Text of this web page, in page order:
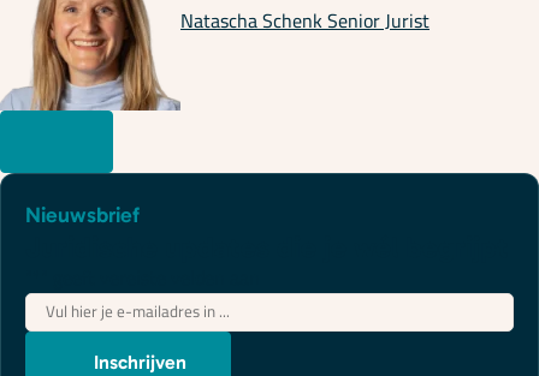
Natascha SchenkSenior Jurist
Nieuwsbrief
E-
mailadres*
Inschrijven